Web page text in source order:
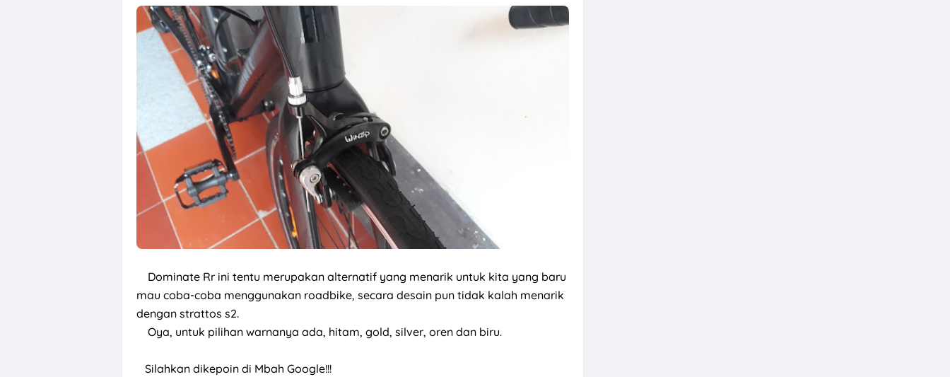
Dominate Rr ini tentu merupakan alternatif yang menarik untuk kita yang baru
mau coba-coba menggunakan roadbike, secara desain pun tidak kalah menarik
dengan strattos s2.
Oya, untuk pilihan warnanya ada, hitam, gold, silver, oren dan biru.
Silahkan dikepoin di Mbah Google!!!